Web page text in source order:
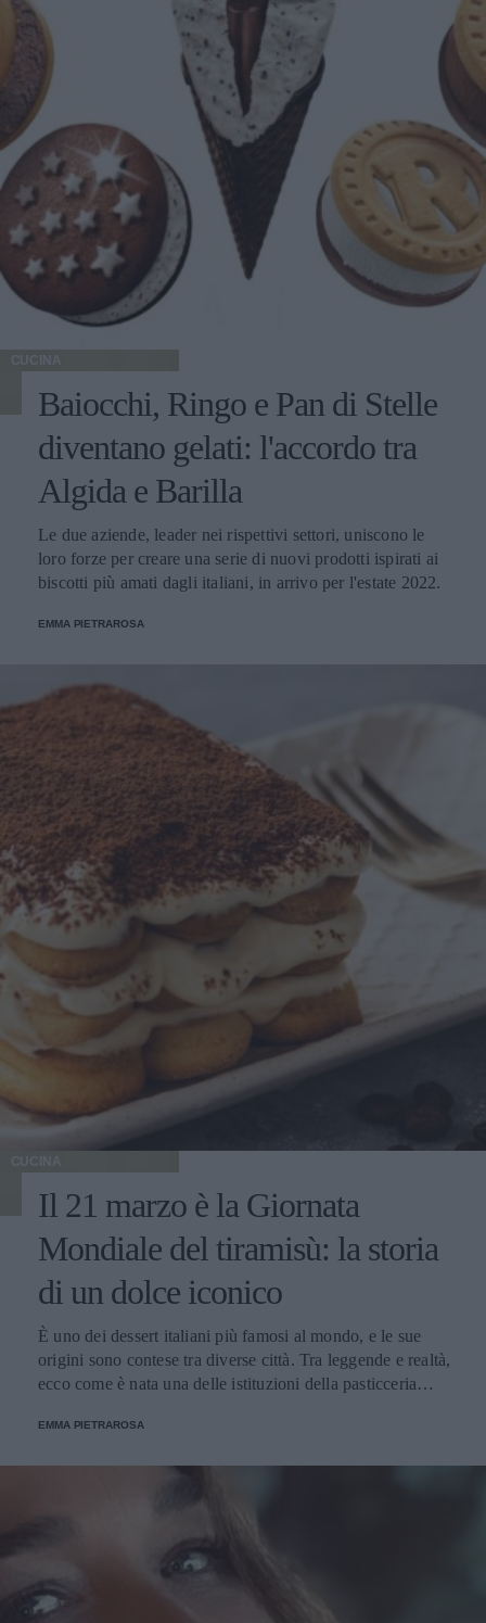
CUCINA
Baiocchi, Ringo e Pan di Stelle
diventano gelati: l'accordo tra
Algida e Barilla
Le due aziende, leader nei rispettivi settori, uniscono le
loro forze per creare una serie di nuovi prodotti ispirati ai
biscotti più amati dagli italiani, in arrivo per l'estate 2022.
EMMA PIETRAROSA
CUCINA
Il 21 marzo è la Giornata
Mondiale del tiramisù: la storia
di un dolce iconico
È uno dei dessert italiani più famosi al mondo, e le sue
origini sono contese tra diverse città. Tra leggende e realtà,
ecco come è nata una delle istituzioni della pasticceria
EMMA PIETRAROSA